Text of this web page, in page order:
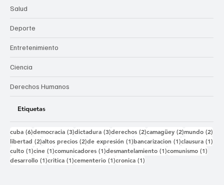
Salud
Deporte
Entretenimiento
Ciencia
Derechos Humanos
Etiquetas
cuba (6)6 entradas
democracia (3)3 entradas
dictadura (3)3 entradas
derechos (2)2 entradas
camagüey (2)2 entradas
mundo (2)
libertad (2)2 entradas
altos precios (2)2 entradas
de expresión (1)1 entrada
bancarizacion (1)1 entrada
clausura (1)
culto (1)1 entrada
cine (1)1 entrada
comunicadores (1)1 entrada
desmantelamiento (1)1 entrada
comunismo (1)
desarrollo (1)1 entrada
critica (1)1 entrada
cementerio (1)1 entrada
cronica (1)